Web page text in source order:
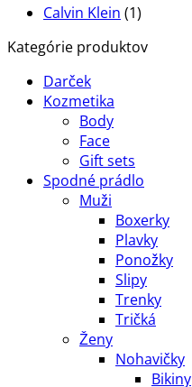
Calvin Klein (1)
Kategórie produktov
Darček
Kozmetika
Body
Face
Gift sets
Spodné prádlo
Muži
Boxerky
Plavky
Ponožky
Slipy
Trenky
Tričká
Ženy
Nohavičky
Bikiny